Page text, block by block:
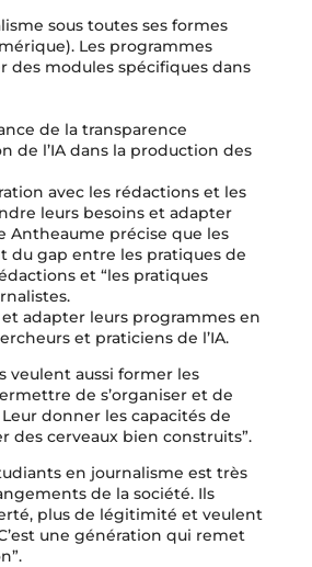
sous toutes ses formes
Les programmes
modules spécifiques dans
de la transparence
de l’IA dans la production des
avec les rédactions et les
leurs besoins et adapter
Antheaume précise que les
gap entre les pratiques de
et “les pratiques
et adapter leurs programmes en
et praticiens de l’IA.
veulent aussi former les
de s’organiser et de
donner les capacités de
des cerveaux bien construits”.
en journalisme est très
de la société. Ils
plus de légitimité et veulent
une génération qui remet